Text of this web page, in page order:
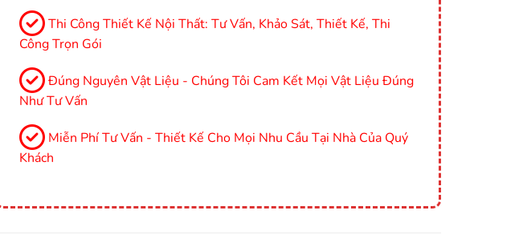
Thi Công Thiết Kế Nội Thất: Tư Vấn, Khảo Sát, Thiết Kế, Thi
Công Trọn Gói
Đúng Nguyên Vật Liệu - Chúng Tôi Cam Kết Mọi Vật Liệu Đúng
Như Tư Vấn
Miễn Phí Tư Vấn - Thiết Kế Cho Mọi Nhu Cầu Tại Nhà Của Quý
Khách